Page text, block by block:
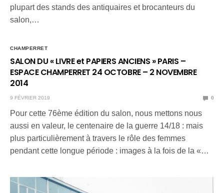
plupart des stands des antiquaires et brocanteurs du
salon,…
CHAMPERRET
SALON DU « LIVRE et PAPIERS ANCIENS » PARIS –
ESPACE CHAMPERRET 24 OCTOBRE – 2 NOVEMBRE
2014
9 FÉVRIER 2019 0
Pour cette 76ème édition du salon, nous mettons nous
aussi en valeur, le centenaire de la guerre 14/18 : mais
plus particulièrement à travers le rôle des femmes
pendant cette longue période : images à la fois de la «…